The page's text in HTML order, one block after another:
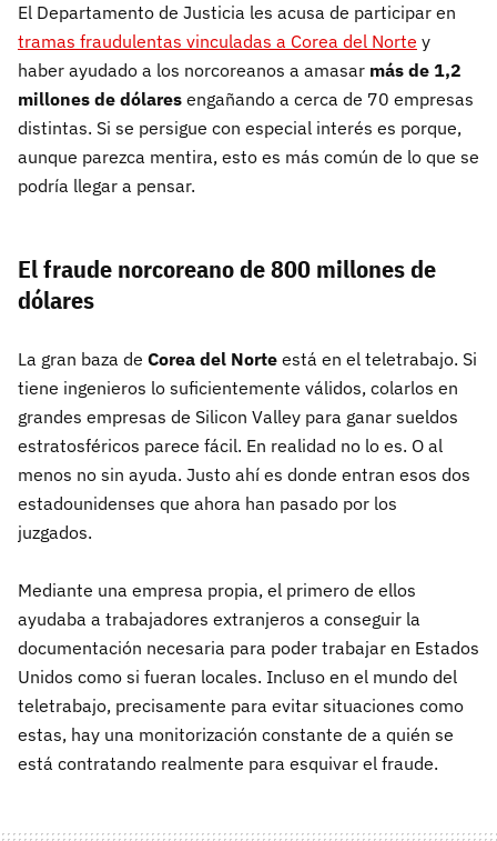
El Departamento de Justicia les acusa de participar en
tramas fraudulentas vinculadas a Corea del Norte y
haber ayudado a los norcoreanos a amasar más de 1,2
millones de dólares engañando a cerca de 70 empresas
distintas. Si se persigue con especial interés es porque,
aunque parezca mentira, esto es más común de lo que se
podría llegar a pensar.
El fraude norcoreano de 800 millones de
dólares
La gran baza de Corea del Norte está en el teletrabajo. Si
tiene ingenieros lo suficientemente válidos, colarlos en
grandes empresas de Silicon Valley para ganar sueldos
estratosféricos parece fácil. En realidad no lo es. O al
menos no sin ayuda. Justo ahí es donde entran esos dos
estadounidenses que ahora han pasado por los
juzgados.
Mediante una empresa propia, el primero de ellos
ayudaba a trabajadores extranjeros a conseguir la
documentación necesaria para poder trabajar en Estados
Unidos como si fueran locales. Incluso en el mundo del
teletrabajo, precisamente para evitar situaciones como
estas, hay una monitorización constante de a quién se
está contratando realmente para esquivar el fraude.